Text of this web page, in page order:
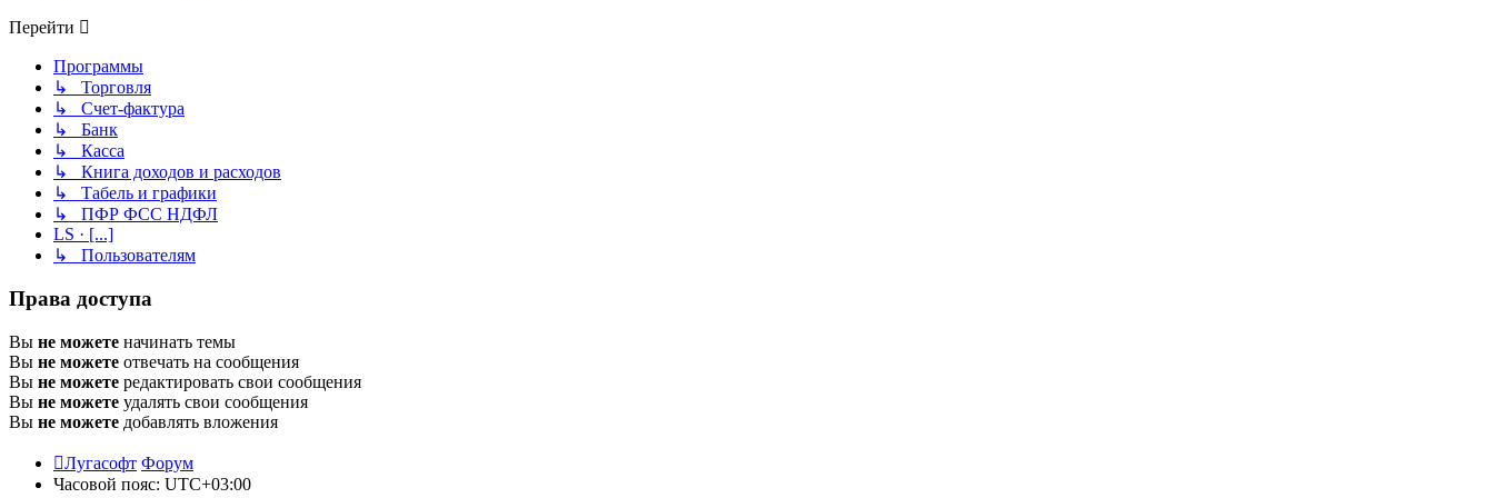
Перейти
Программы
↳ Торговля
↳ Счет-фактура
↳ Банк
↳ Касса
↳ Книга доходов и расходов
↳ Табель и графики
↳ ПФР ФСС НДФЛ
LS · [...]
↳ Пользователям
Права доступа
Вы не можете начинать темы
Вы не можете отвечать на сообщения
Вы не можете редактировать свои сообщения
Вы не можете удалять свои сообщения
Вы не можете добавлять вложения
Лугасофт Форум
Часовой пояс: UTC+03:00